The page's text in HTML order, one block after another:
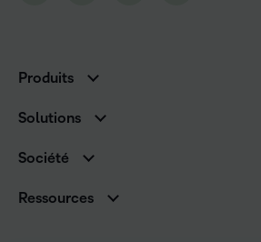
Produits
Services et assistance
Solutions
D2L pour les entreprises
De la maternelle à la 12e année
Société
Carrières
Ressources